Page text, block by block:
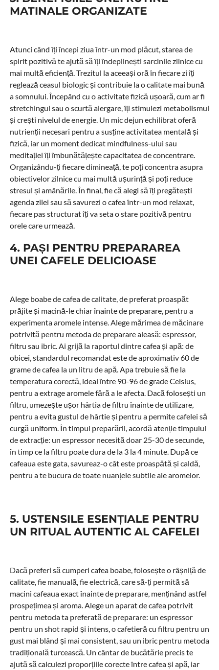
MATINALE ORGANIZATE
Atunci când îți începi ziua într-un mod plăcut, starea de
spirit pozitivă te ajută să îți îndeplinești sarcinile zilnice cu
mai multă eficiență. Trezitul la aceeași oră în fiecare zi îți
reglează ceasul biologic și contribuie la o calitate mai bună
a somnului. Începând cu o activitate fizică ușoară, cum ar fi
stretchingul sau o scurtă alergare, îți stimulezi metabolismul
și crești nivelul de energie. Un mic dejun echilibrat oferă
nutrienții necesari pentru a susține activitatea mentală și
fizică, iar un moment dedicat mindfulness-ului sau
meditației îți îmbunătățește capacitatea de concentrare.
Organizându-ți fiecare dimineață, te poți concentra asupra
obiectivelor zilnice cu mai multă ușurință și poți reduce
stresul și amânările. În final, fie că alegi să îți pregătești
agenda zilei sau să savurezi o cafea într-un mod relaxat,
fiecare pas structurat îți va seta o stare pozitivă pentru
orele care urmează.
4. PAȘI PENTRU PREPARAREA
UNEI CAFELE DELICIOASE
Alege boabe de cafea de calitate, de preferat proaspăt
prăjite și macină-le chiar înainte de preparare, pentru a
experimenta aromele intense. Alege mărimea de măcinare
potrivită pentru metoda de preparare aleasă: espressor,
filtru sau ibric. Ai grijă la raportul dintre cafea și apă: de
obicei, standardul recomandat este de aproximativ 60 de
grame de cafea la un litru de apă. Apa trebuie să fie la
temperatura corectă, ideal între 90-96 de grade Celsius,
pentru a extrage aromele fără a le afecta. Dacă folosești un
filtru, umezește ușor hârtia de filtru înainte de utilizare,
pentru a evita gustul de hârtie și pentru a permite cafelei să
curgă uniform. În timpul preparării, acordă atenție timpului
de extracție: un espressor necesită doar 25-30 de secunde,
în timp ce la filtru poate dura de la 3 la 4 minute. După ce
cafeaua este gata, savureaz-o cât este proaspătă și caldă,
pentru a te bucura de toate nuanțele subtile ale aromelor.
5. USTENSILE ESENȚIALE PENTRU
UN RITUAL AUTENTIC AL CAFELEI
Dacă preferi să cumperi cafea boabe, folosește o râșniță de
calitate, fie manuală, fie electrică, care să-ți permită să
macini cafeaua exact înainte de preparare, menținând astfel
prospețimea și aroma. Alege un aparat de cafea potrivit
pentru metoda ta preferată de preparare: un espressor
pentru un shot rapid și intens, o cafetieră cu filtru pentru un
gust mai blând și mai consistent, sau un ibric pentru metoda
tradițională turcească. Un cântar de bucătărie precis te
ajută să calculezi proporțiile corecte între cafea și apă, iar